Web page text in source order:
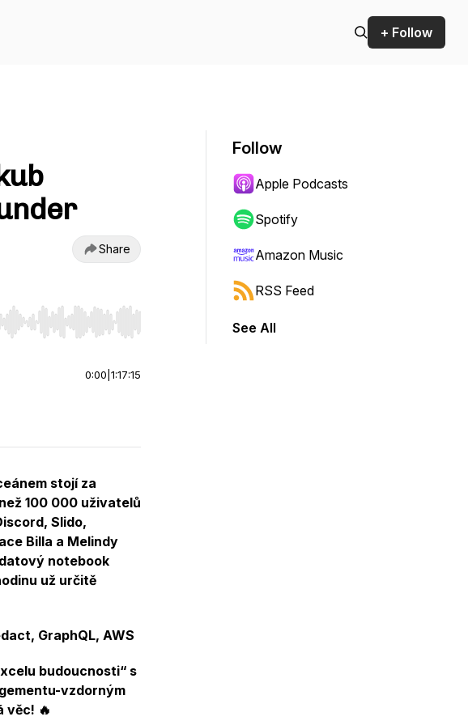
+ Follow
Share
jump to start or end. Hold shift to jump forward or backward.
0:00 1:17:15
stojí za
100 000 uživatelů
Slido,
Billa a Melindy
notebook
už určitě
GraphQL, AWS
budoucnosti“ s
vzdorným
věc! 🔥
Follow
Apple Podcasts
Spotify
Amazon Music
RSS Feed
See All